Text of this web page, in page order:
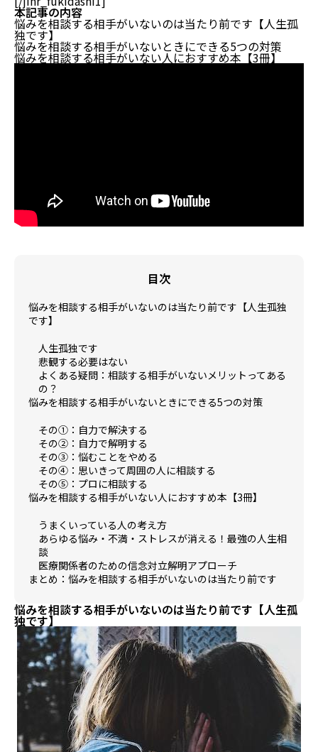
本記事の内容
悩みを相談する相手がいないのは当たり前です【人生孤
独です】
悩みを相談する相手がいないときにできる5つの対策
悩みを相談する相手がいない人におすすめ本【3冊】
目次
悩みを相談する相手がいないのは当たり前です【人生孤独
です】
人生孤独です
悲観する必要はない
よくある疑問：相談する相手がいないメリットってある
の？
悩みを相談する相手がいないときにできる5つの対策
その①：自力で解決する
その②：自力で解明する
その③：悩むことをやめる
その④：思いきって周囲の人に相談する
その⑤：プロに相談する
悩みを相談する相手がいない人におすすめ本【3冊】
うまくいっている人の考え方
あらゆる悩み・不満・ストレスが消える！最強の人生相
談
医療関係者のための信念対立解明アプローチ
まとめ：悩みを相談する相手がいないのは当たり前です
悩みを相談する相手がいないのは当たり前です【人生孤
独です】